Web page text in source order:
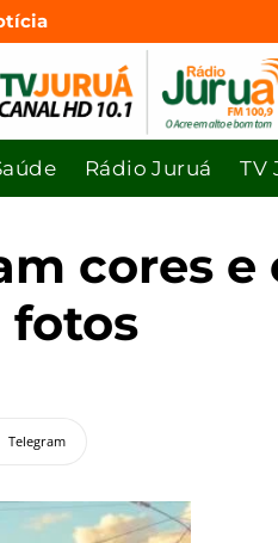
Rádio Juruá TV
cores
fotos
Telegram